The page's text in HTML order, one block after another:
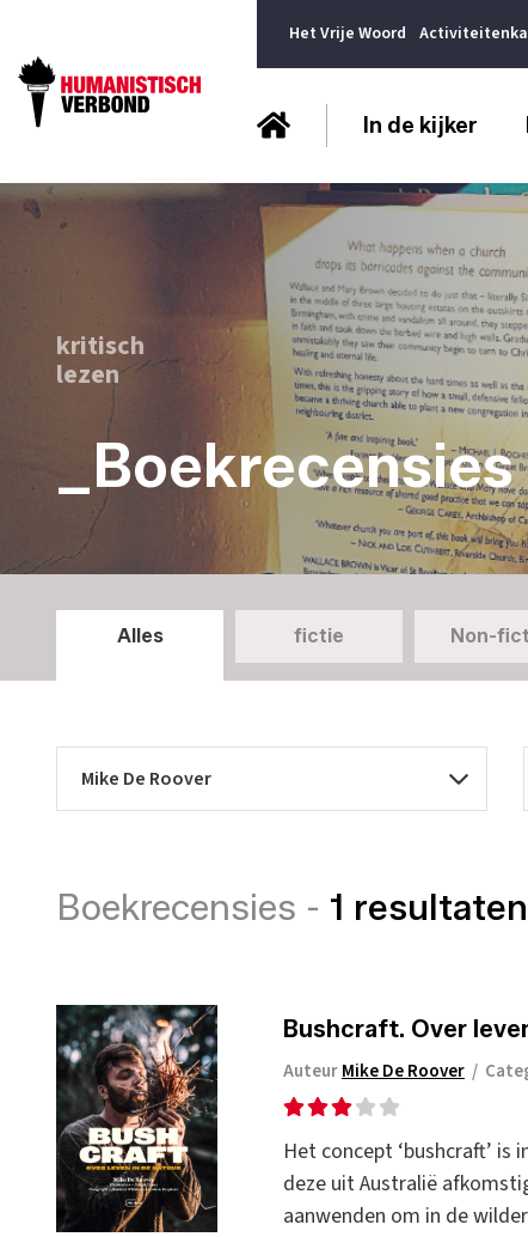
Het Vrije Woord
In de kijker
kritisch
lezen
_Boekrecensies
Alles fictie Non-
Boekrecensies - 1 resultaten
Bushcraft. Over
AuteurMike De Roover /
Het concept ‘bushcraft’
deze uit Australië
aanwenden om in de